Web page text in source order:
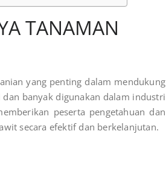
TANAMAN
yang penting dalam mendukung
banyak digunakan dalam industri
peserta pengetahuan dan
secara efektif dan berkelanjutan.